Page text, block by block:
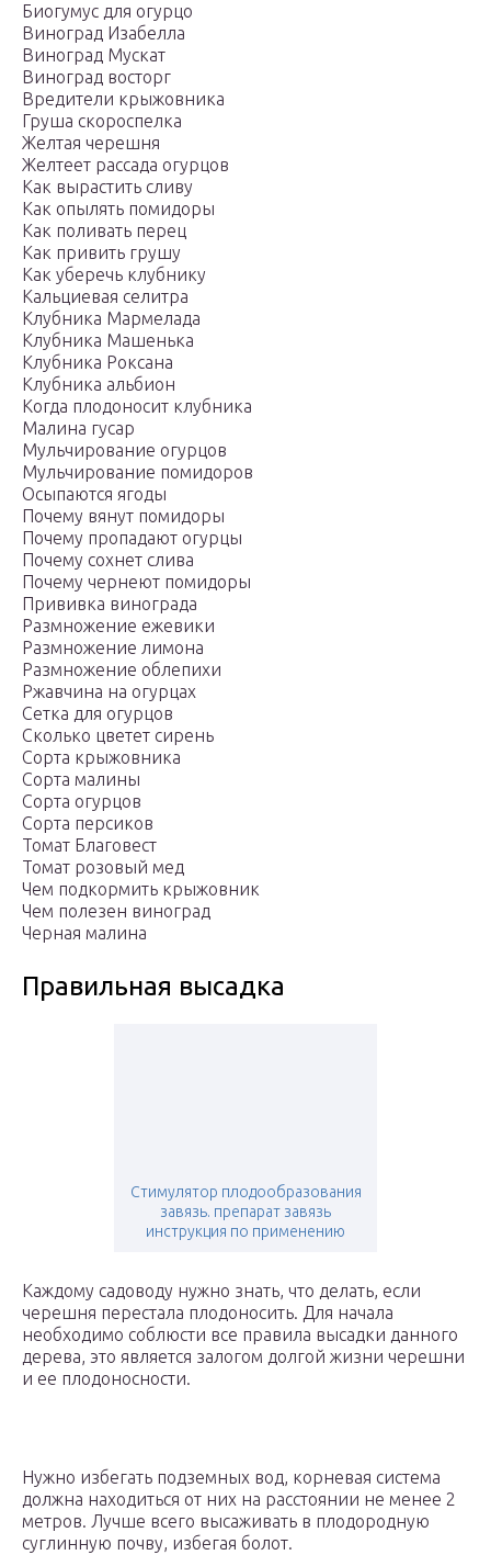
Биогумус для огурцо
Виноград Изабелла
Виноград Мускат
Виноград восторг
Вредители крыжовника
Груша скороспелка
Желтая черешня
Желтеет рассада огурцов
Как вырастить сливу
Как опылять помидоры
Как поливать перец
Как привить грушу
Как уберечь клубнику
Кальциевая селитра
Клубника Мармелада
Клубника Машенька
Клубника Роксана
Клубника альбион
Когда плодоносит клубника
Малина гусар
Мульчирование огурцов
Мульчирование помидоров
Осыпаются ягоды
Почему вянут помидоры
Почему пропадают огурцы
Почему сохнет слива
Почему чернеют помидоры
Прививка винограда
Размножение ежевики
Размножение лимона
Размножение облепихи
Ржавчина на огурцах
Сетка для огурцов
Сколько цветет сирень
Сорта крыжовника
Сорта малины
Сорта огурцов
Сорта персиков
Томат Благовест
Томат розовый мед
Чем подкормить крыжовник
Чем полезен виноград
Черная малина
Правильная высадка
Стимулятор плодообразования
завязь. препарат завязь
инструкция по применению
Каждому садоводу нужно знать, что делать, если
черешня перестала плодоносить. Для начала
необходимо соблюсти все правила высадки данного
дерева, это является залогом долгой жизни черешни
и ее плодоносности.
Нужно избегать подземных вод, корневая система
должна находиться от них на расстоянии не менее 2
метров. Лучше всего высаживать в плодородную
суглинную почву, избегая болот.